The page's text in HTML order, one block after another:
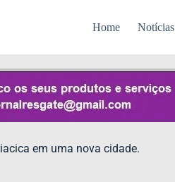
Home Notícias
em uma nova cidade.